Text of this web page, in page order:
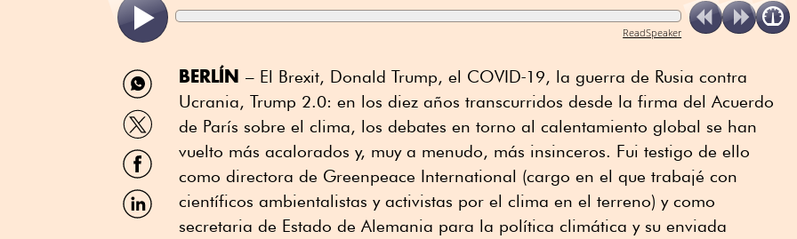
ReadSpeaker
Compartir
por
WhatsApp
Compartir
por
Twitter
Compartir
por
Facebook
Compartir
por
BERLÍN – El Brexit, Donald Trump, el COVID‑19, la guerra de Rusia contra
Ucrania, Trump 2.0: en los diez años transcurridos desde la firma del Acuerdo
de París sobre el clima, los debates en torno al calentamiento global se han
vuelto más acalorados y, muy a menudo, más insinceros. Fui testigo de ello
como directora de Greenpeace International (cargo en el que trabajé con
científicos ambientalistas y activistas por el clima en el terreno) y como
secretaria de Estado de Alemania para la política climática y su enviada